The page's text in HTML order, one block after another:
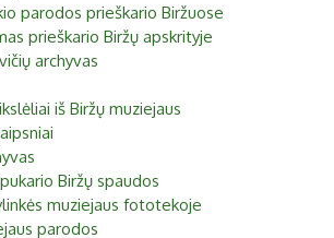
parodos prieškario Biržuose
prieškario Biržų apskrityje
archyvas
iš Biržų muziejaus
Biržų spaudos
muziejaus fototekoje
parodos